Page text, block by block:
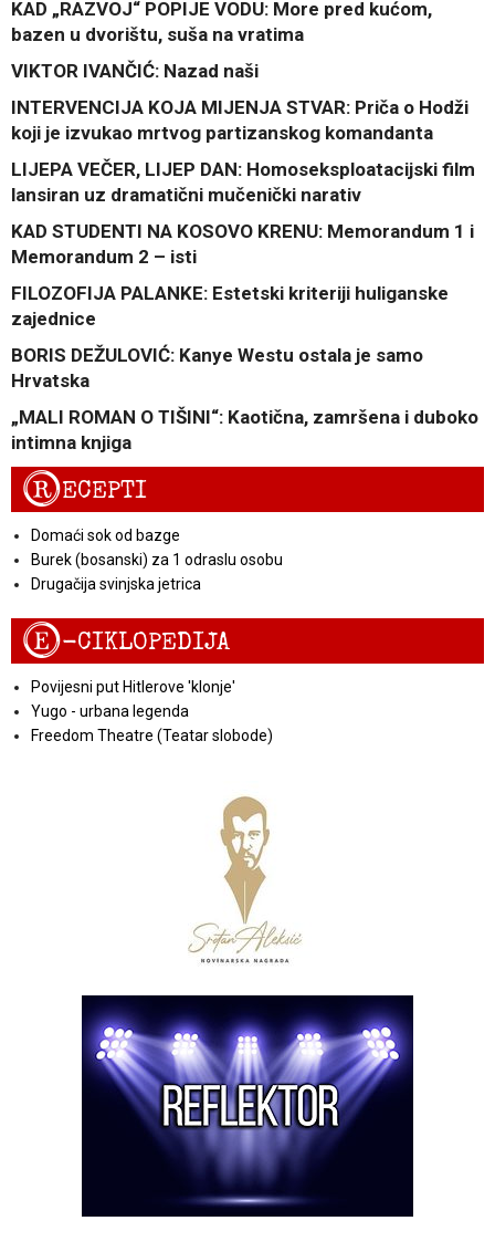
KAD „RAZVOJ“ POPIJE VODU: More pred kućom,
bazen u dvorištu, suša na vratima
VIKTOR IVANČIĆ: Nazad naši
INTERVENCIJA KOJA MIJENJA STVAR: Priča o Hodži
koji je izvukao mrtvog partizanskog komandanta
LIJEPA VEČER, LIJEP DAN: Homoseksploatacijski film
lansiran uz dramatični mučenički narativ
KAD STUDENTI NA KOSOVO KRENU: Memorandum 1 i
Memorandum 2 – isti
FILOZOFIJA PALANKE: Estetski kriteriji huliganske
zajednice
BORIS DEŽULOVIĆ: Kanye Westu ostala je samo
Hrvatska
„MALI ROMAN O TIŠINI“: Kaotična, zamršena i duboko
intimna knjiga
RECEPTI
Domaći sok od bazge
Burek (bosanski) za 1 odraslu osobu
Drugačija svinjska jetrica
E-CIKLOPEDIJA
Povijesni put Hitlerove 'klonje'
Yugo - urbana legenda
Freedom Theatre (Teatar slobode)